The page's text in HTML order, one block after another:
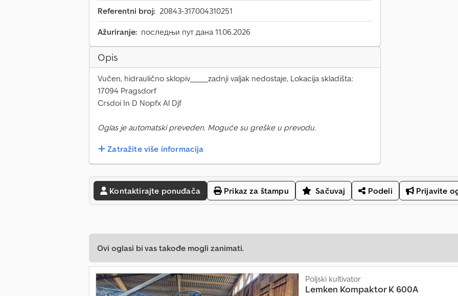
Referentni broj: 20843-317004310251
Ažuriranje: последњи пут дана 11.06.2026
Opis
Vučen, hidraulično sklopiv_____zadnji valjak nedostaje, Lokacija skladišta:
17094 Pragsdorf
Crsdoi In D Nopfx Al Djf
Oglas je automatski preveden. Moguće su greške u prevodu.
Zatražite više informacija
Kontaktirajte ponuđača Prikaz za štampu Sačuvaj Podeli Prijavite
Ovi oglasi bi vas takođe mogli zanimati.
Poljski kultivator
Lemken Kompaktor K 600A